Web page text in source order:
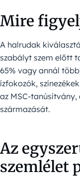
Mire
A halrudak
szabályt szem előtt
65% vagy annál
ízfokozók,
az MSC-
származását.
Az
szemlélet